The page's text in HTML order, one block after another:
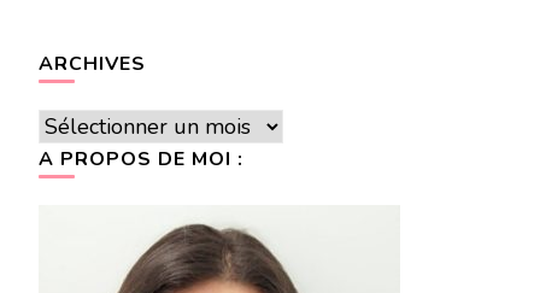
ARCHIVES
Archives
A PROPOS DE MOI :